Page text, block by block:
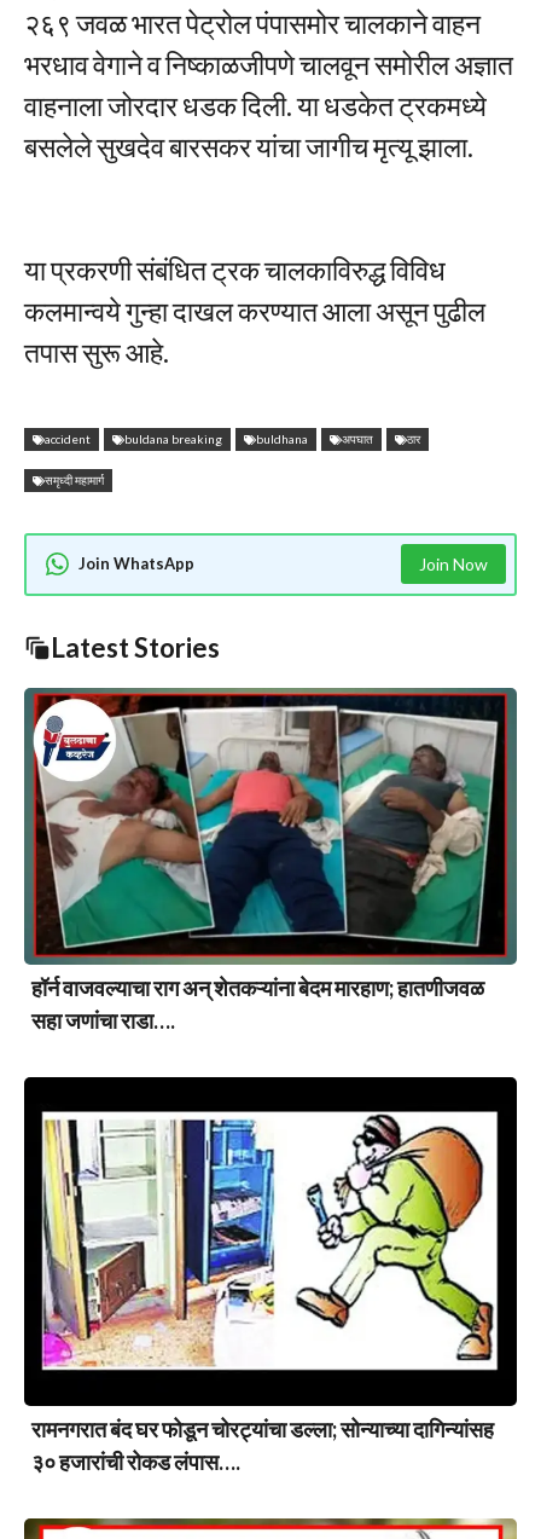
२६९ जवळ भारत पेट्रोल पंपासमोर चालकाने वाहन
भरधाव वेगाने व निष्काळजीपणे चालवून समोरील अज्ञात
वाहनाला जोरदार धडक दिली. या धडकेत ट्रकमध्ये
बसलेले सुखदेव बारसकर यांचा जागीच मृत्यू झाला.
या प्रकरणी संबंधित ट्रक चालकाविरुद्ध विविध
कलमान्वये गुन्हा दाखल करण्यात आला असून पुढील
तपास सुरू आहे.
accident buldana breaking buldhana अपघात ठार
समृध्दी महामार्ग
Join WhatsApp Join Now
Latest Stories
हॉर्न वाजवल्याचा राग अन् शेतकऱ्यांना बेदम मारहाण; हातणीजवळ
सहा जणांचा राडा….
रामनगरात बंद घर फोडून चोरट्यांचा डल्ला; सोन्याच्या दागिन्यांसह
३० हजारांची रोकड लंपास….